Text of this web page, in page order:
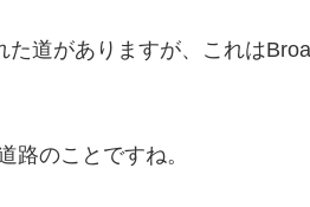
た道がありますが、これは
路のことですね。